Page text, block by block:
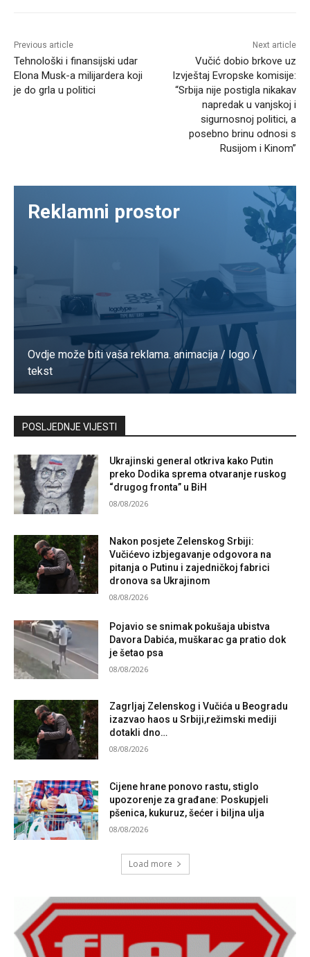
Previous article
Tehnološki i finansijski udar
Elona Musk-a milijardera koji
je do grla u politici
Next article
Vučić dobio brkove uz
Izvještaj Evropske komisije:
“Srbija nije postigla nikakav
napredak u vanjskoj i
sigurnosnoj politici, a
posebno brinu odnosi s
Rusijom i Kinom”
Reklamni prostor
Ovdje može biti vaša reklama. animacija / logo /
tekst
Kontaktirajte nas
POSLJEDNJE VIJESTI
Ukrajinski general otkriva kako Putin
preko Dodika sprema otvaranje ruskog
“drugog fronta” u BiH
08/08/2026
Nakon posjete Zelenskog Srbiji:
Vučićevo izbjegavanje odgovora na
pitanja o Putinu i zajedničkoj fabrici
dronova sa Ukrajinom
08/08/2026
Pojavio se snimak pokušaja ubistva
Davora Dabića, muškarac ga pratio dok
je šetao psa
08/08/2026
Zagrljaj Zelenskog i Vučića u Beogradu
izazvao haos u Srbiji,režimski mediji
dotakli dno…
08/08/2026
Cijene hrane ponovo rastu, stiglo
upozorenje za građane: Poskupjeli
pšenica, kukuruz, šećer i biljna ulja
08/08/2026
Load more